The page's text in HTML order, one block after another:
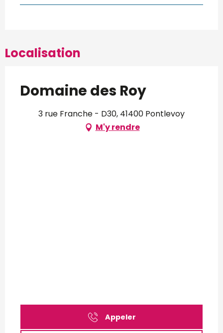
Localisation
Domaine des Roy
3 rue Franche - D30, 41400 Pontlevoy
M'y rendre
Appeler